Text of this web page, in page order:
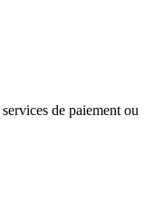
de paiement ou